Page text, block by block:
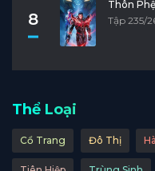
8
Thôn
Tập 235/
Thể Loại
Cổ Trang Đô Thị